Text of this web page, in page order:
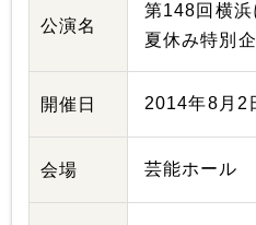
公演名
第148回横
夏休み特別
開催日 2014年8月2
会場 芸能ホール